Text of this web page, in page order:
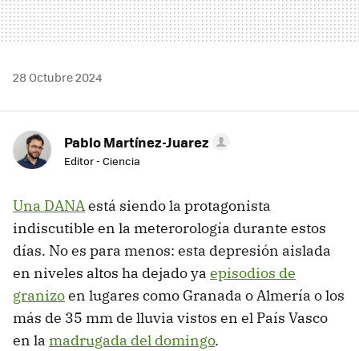
28 Octubre 2024
Pablo Martínez-Juarez
Editor - Ciencia
Una DANAestá siendo la protagonista
indiscutible en la meterorología durante estos
días. No es para menos: esta depresión aislada
en niveles altos ha dejado ya episodios de
granizoen lugares como Granada o Almería o los
más de 35 mm de lluvia vistos en el País Vasco
en la madrugada del domingo.